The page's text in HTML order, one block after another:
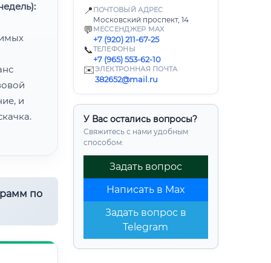
📍 ПОЧТОВЫЙ АДРЕС
Московский проспект, 14
💬 МЕССЕНДЖЕР MAX
+7 (920) 211-67-25
📞ТЕЛЕФОНЫ
+7 (965) 553-62-10
✉️ЭЛЕКТРОННАЯ ПОЧТА
382652@mail.ru
У Вас остались вопросы?
Свяжитесь с нами удобным
способом:
Задать вопрос
Написать в Max
Задать вопрос в
Telegram
и
по